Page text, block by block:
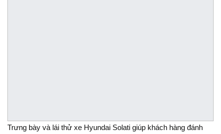
Trưng bày và lái thử xe Hyundai Solati giúp khách hàng đánh